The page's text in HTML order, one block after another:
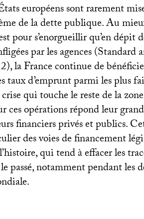
européens sont rarement
de la dette publique. Au
pour s’enorgueillir qu’en dépit
par les agences (Standard
la France continue de
taux d’emprunt parmi les plus
qui touche le reste de la
ces opérations répond leur
financiers privés et publics.
des voies de financement
qui tend à effacer les
passé, notamment pendant les